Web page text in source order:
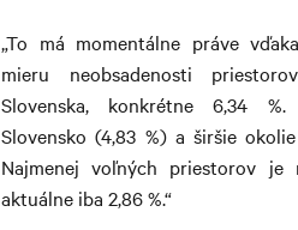
„To má momentálne práve
mieru neobsadenosti
Slovenska, konkrétne 6,34 %.
Slovensko (4,83 %) a širšie
Najmenej voľných priestorov je
aktuálne iba 2,86 %.“